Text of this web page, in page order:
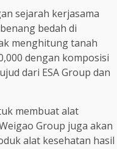
sejarah kerjasama
bedah di
menghitung tanah
dengan komposisi
dari ESA Group dan
membuat alat
Group juga akan
alat kesehatan hasil